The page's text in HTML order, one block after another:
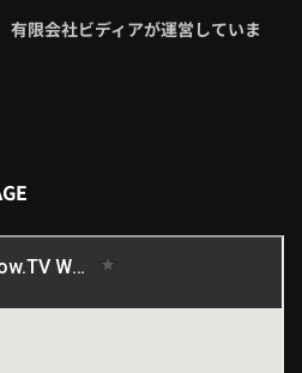
限会社ビディアが運営していま